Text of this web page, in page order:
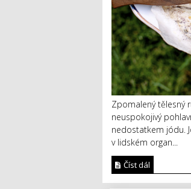
Zpomalený tělesný
neuspokojivý
nedostatkem jódu.
v lidském organ...
Číst dál